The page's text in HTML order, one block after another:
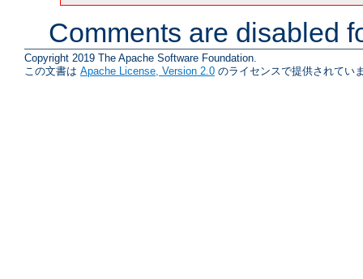
Comments are disabled
Copyright 2019 The Apache Software Foundation.
この文書は Apache License, Version 2.0 のライセンスで提供されてい